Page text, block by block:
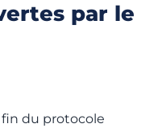
par le
fin du protocole